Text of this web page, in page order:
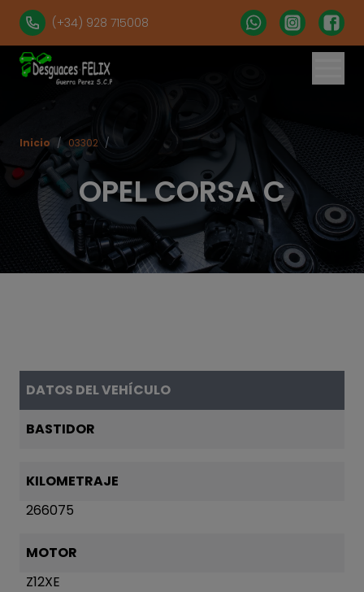
(+34) 928 715008
OPEL CORSA C
Inicio / 03302 /
DATOS DEL VEHÍCULO
BASTIDOR
KILOMETRAJE
266075
MOTOR
Z12XE